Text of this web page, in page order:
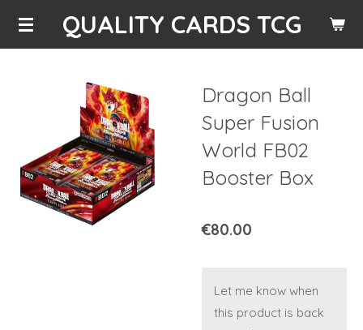
Skip
QUALITY CARDS TCG
Dragon Ball
Super Fusion
World FB02
Booster Box
€80.00
Let me know when
this product is back